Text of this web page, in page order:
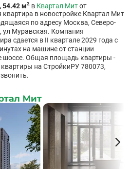
54.42 м2 в Квартал Митот
в новостройке Квартал Мит
по адресу Москва, Северо-
Муравская. Компания
сдается в II квартале 2029 года с
на машине от станции
шоссе. Общая площадь квартиры -
на СтройкиРУ 780073,
Мит